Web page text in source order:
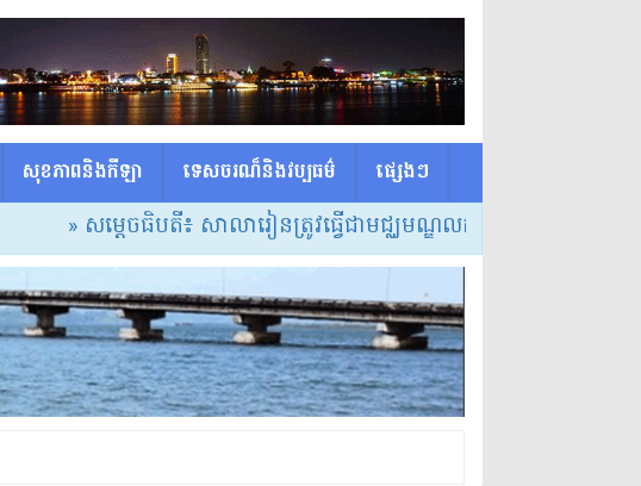
សុខភាពនិងកីឡា ទេសចរណ៏និងវប្បធម៌ ផ្សេង​ៗ
» សម្ដេចធិបតី៖ សាលារៀនត្រូវធ្វើជាមជ្ឈមណ្ឌលកំណត់វិធីសាស្ត្របង្រៀន